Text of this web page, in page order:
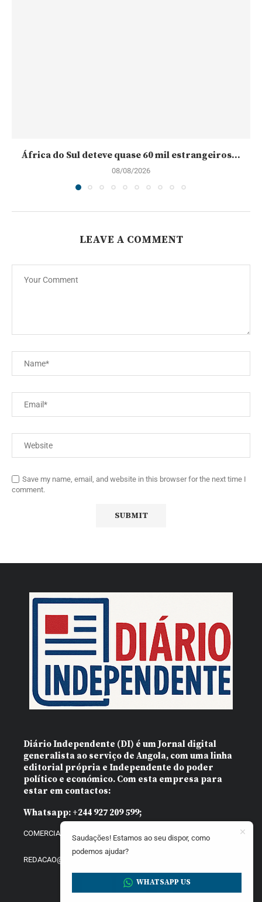
África do Sul deteve quase 60 mil estrangeiros...
08/08/2026
LEAVE A COMMENT
Save my name, email, and website in this browser for the next time I
comment.
Diário Independente (DI) é um Jornal digital
generalista ao serviço de Angola, com uma linha
editorial própria e Independente do poder
político e económico. Com esta empresa para
estar em contactos:
Whatsapp: +244 927 209 599;
COMERCIAL@DIARIOINDEPENDENTE.INFO
REDACAO@DIARIOINDEPENDENTE.INFO
Saudações! Estamos ao seu dispor, como
podemos ajudar?
WHATSAPP US